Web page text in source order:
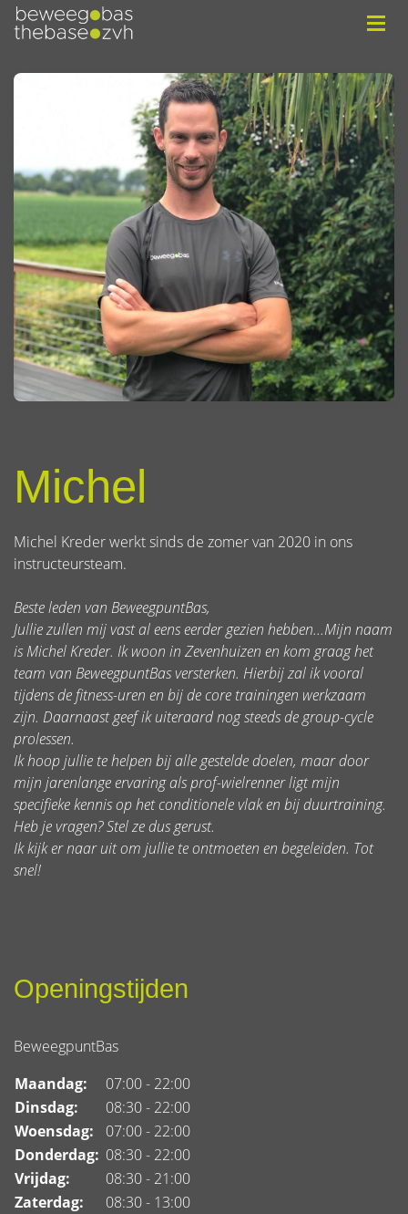
Michel
Michel Kreder werkt sinds de zomer van 2020 in ons
instructeursteam.
Beste leden van BeweegpuntBas,
Jullie zullen mij vast al eens eerder gezien hebben...Mijn naam
is Michel Kreder. Ik woon in Zevenhuizen en kom graag het
team van BeweegpuntBas versterken. Hierbij zal ik vooral
tijdens de fitness-uren en bij de core trainingen werkzaam
zijn. Daarnaast geef ik uiteraard nog steeds de group-cycle
prolessen.
Ik hoop jullie te helpen bij alle gestelde doelen, maar door
mijn jarenlange ervaring als prof-wielrenner ligt mijn
specifieke kennis op het conditionele vlak en bij duurtraining.
Heb je vragen? Stel ze dus gerust.
Ik kijk er naar uit om jullie te ontmoeten en begeleiden. Tot
snel!
Openingstijden
BeweegpuntBas
Maandag:
07:00 - 22:00
Dinsdag:
08:30 - 22:00
Woensdag:
07:00 - 22:00
Donderdag: 08:30 - 22:00
Vrijdag:
08:30 - 21:00
Zaterdag:
08:30 - 13:00